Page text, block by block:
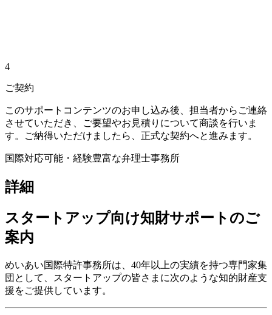
4
ご契約
このサポートコンテンツのお申し込み後、担当者からご連絡
させていただき、ご要望やお見積りについて商談を行いま
す。ご納得いただけましたら、正式な契約へと進みます。
国際対応可能・経験豊富な弁理士事務所
詳細
スタートアップ向け知財サポートのご
案内
めいあい国際特許事務所は、40年以上の実績を持つ専門家集
団として、スタートアップの皆さまに次のような知的財産支
援をご提供しています。